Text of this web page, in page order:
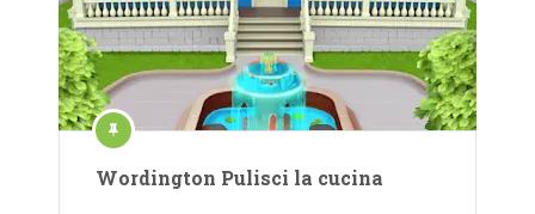
Wordington Pulisci la cucina